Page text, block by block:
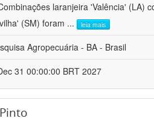
laranjeira 'Valência' (LA)
(SM) foram ... leia mais
Agropecuária - BA - Brasil
31 00:00:00 BRT 2027